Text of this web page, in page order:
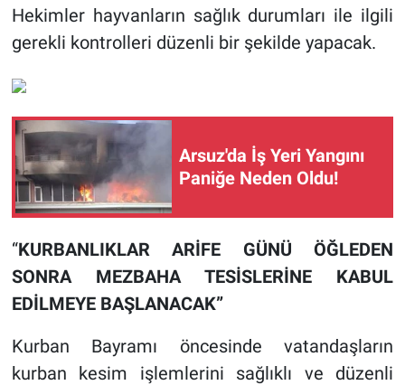
Hekimler hayvanların sağlık durumları ile ilgili
gerekli kontrolleri düzenli bir şekilde yapacak.
Arsuz'da İş Yeri Yangını
Paniğe Neden Oldu!
“KURBANLIKLAR ARİFE GÜNÜ ÖĞLEDEN
SONRA MEZBAHA TESİSLERİNE KABUL
EDİLMEYE BAŞLANACAK”
Kurban Bayramı öncesinde vatandaşların
kurban kesim işlemlerini sağlıklı ve düzenli